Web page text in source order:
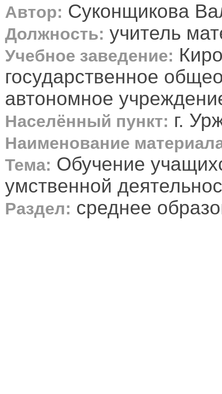
Автор: Суконщикова
Должность: учитель
Учебное заведение:
государственное
автономное
Населённый пункт: г.
Наименование
Тема: Обучение
умственной
Раздел: среднее